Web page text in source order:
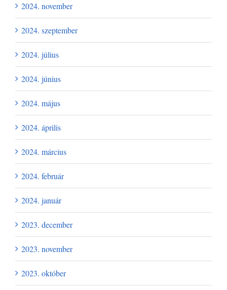
2024. november
2024. szeptember
2024. július
2024. június
2024. május
2024. április
2024. március
2024. február
2024. január
2023. december
2023. november
2023. október